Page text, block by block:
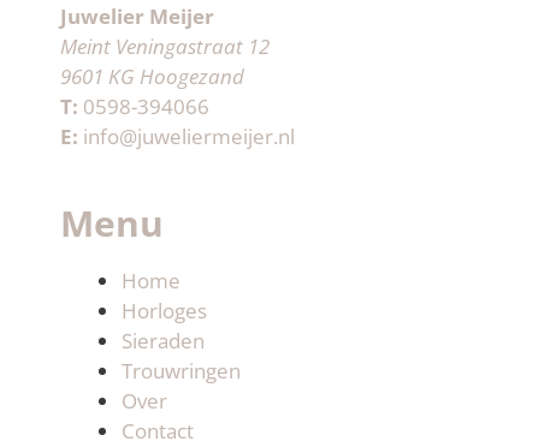
Juwelier Meijer
Meint Veningastraat 12
9601 KG Hoogezand
T: 0598-394066
E: info@juweliermeijer.nl
Menu
Home
Horloges
Sieraden
Trouwringen
Over
Contact